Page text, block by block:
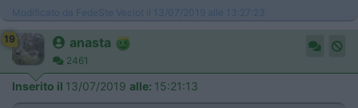
Modificato da FedeSte Veciot il 13/07/2019 alle 13:27:23
19 anasta
2461
Inserito il 13/07/2019 alle: 15:21:13